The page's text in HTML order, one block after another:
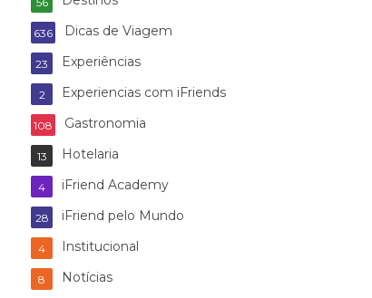
Dicas de Viagem
636
Experiências
23
Experiencias com iFriends
2
Gastronomia
108
Hotelaria
13
iFriend Academy
4
iFriend pelo Mundo
28
Institucional
4
Notícias
8